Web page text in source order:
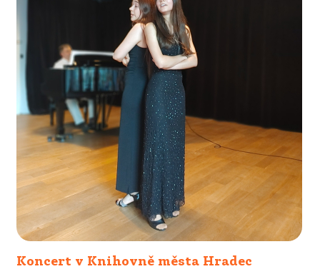
Koncert v Knihovně města Hradec